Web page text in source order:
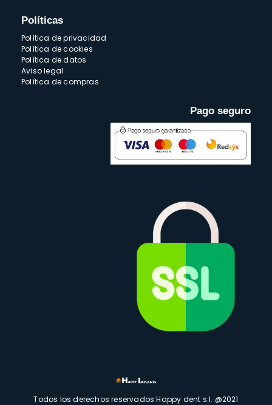
Políticas
Política de privacidad
Política de cookies
Política de datos
Aviso legal
Política de compras
Pago seguro
Todos los derechos reservados Happy dent s.l. @2021